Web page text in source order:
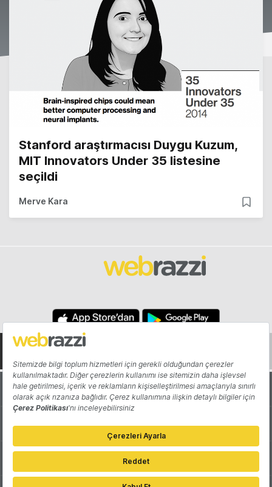
Stanford araştırmacısı Duygu Kuzum,
MIT Innovators Under 35 listesine
seçildi
Merve Kara
Hakkında Yazarlar
Katkıda Bulun Reklam